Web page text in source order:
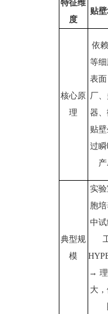
特征维
度
贴
核心原
理
依
等
表
厂
器、
贴
过
产
典型规
模
实
胞
中
→ 理
大